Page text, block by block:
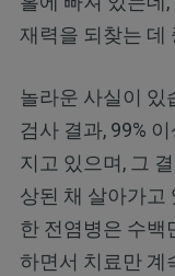
재력을 되찾는 데
놀라운 사실이 있
검사 결과, 99%
지고 있으며, 그
상된 채 살아가고
한 전염병은 수백
하면서 치료만 계